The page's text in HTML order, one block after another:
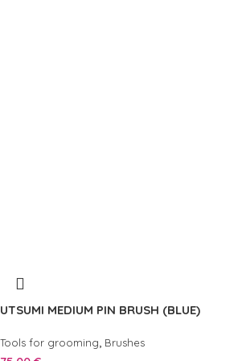
UTSUMI MEDIUM PIN BRUSH (BLUE)
Tools for grooming, Brushes